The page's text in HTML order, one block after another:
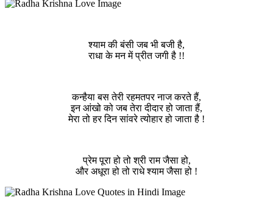
श्याम की बंसी जब भी बजी है,
राधा के मन में प्रीत जगी है !!
कन्हैया बस तेरी रहमतपर नाज करते हैं,
इन आंखो को जब तेरा दीदार हो जाता हैं,
मेरा तो हर दिन सांवरे त्योहार हो जाता है !
प्रेम पूरा हो तो श्री राम जैसा हो,
और अधूरा हो तो राधे श्याम जैसा हो !